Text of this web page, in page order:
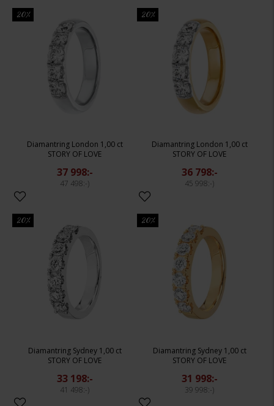
20%
Diamantring London 1,00 ct
STORY OF LOVE
37 998:-
47 498:-
20%
Diamantring London 1,00 ct
STORY OF LOVE
36 798:-
45 998:-
20%
Diamantring Sydney 1,00 ct
STORY OF LOVE
33 198:-
41 498:-
20%
Diamantring Sydney 1,00 ct
STORY OF LOVE
31 998:-
39 998:-